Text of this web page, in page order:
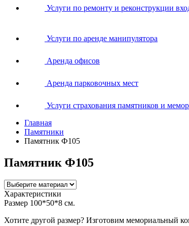
Услуги по ремонту и реконструкции
Услуги по аренде манипулятора
Аренда офисов
Аренда парковочных мест
Услуги страхования памятников и
Главная
Памятники
Памятник Ф105
Памятник Ф105
Характеристики
Размер 100*50*8 см.
Хотите другой размер? Изготовим мемориальный